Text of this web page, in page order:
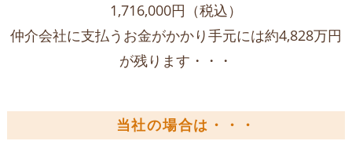
1,716,000円（税込）
仲介会社に支払うお金がかかり手元には約4,828万円
が残ります・・・
当社の場合は・・・